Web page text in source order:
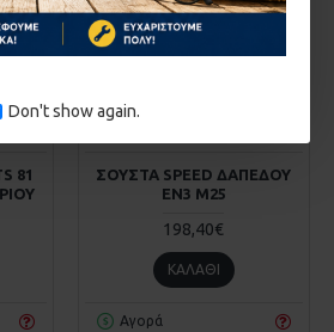
Don't show again.
81
ΣΟΥΣΤΑ SPEED ΔΑΠΕΔΟΥ
EN3 M25
198,40€
ΚΑΛΆΘΙ
Αγορά